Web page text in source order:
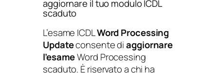
s
i
n
g
U
p
aggiornare il tuo modulo ICDL
scaduto
L’esame ICDLWord Processing
Updateconsente diaggiornare
l’esameWord Processing
scaduto. È riservato a chi ha